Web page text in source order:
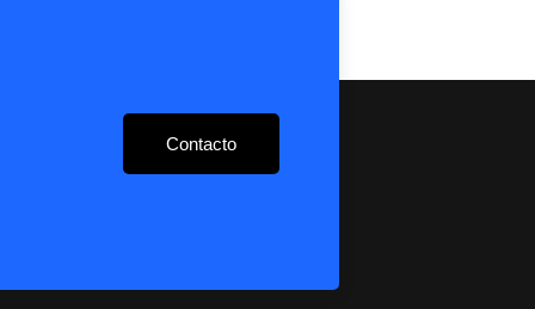
Contacto